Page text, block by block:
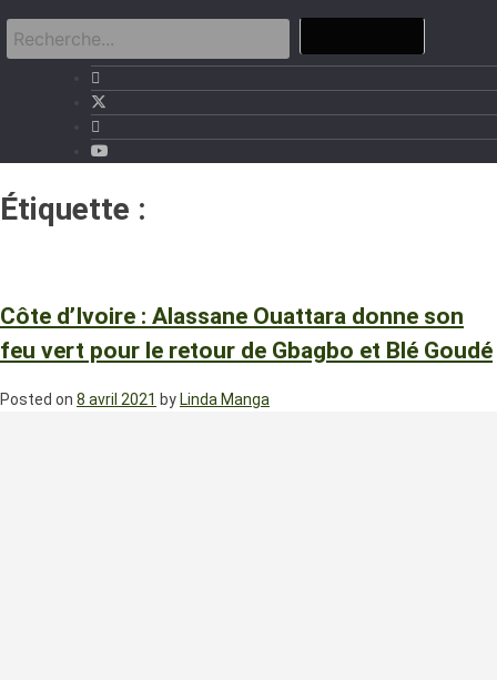
Étiquette :
Côte d’Ivoire : Alassane Ouattara donne son
feu vert pour le retour de Gbagbo et Blé Goudé
Posted on 8 avril 2021 by Linda Manga